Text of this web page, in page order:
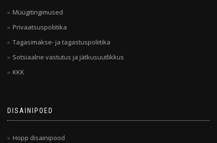
Müügitingimused
Privaatsuspoliitika
Tagasimakse- ja tagastuspoliitika
Sotsiaalne vastutus ja jätkusuutlikkus
KKK
DISAINIPOED
Hopp disainipood